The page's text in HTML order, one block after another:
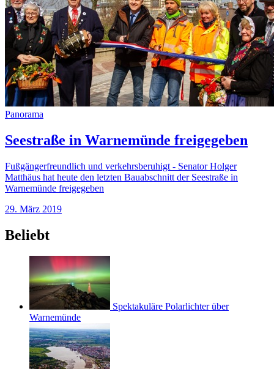
Panorama
Seestraße in Warnemünde freigegeben
Fußgängerfreundlich und verkehrsberuhigt - Senator Holger
Matthäus hat heute den letzten Bauabschnitt der Seestraße in
Warnemünde freigegeben
29. März 2019
Beliebt
Spektakuläre Polarlichter über
Warnemünde